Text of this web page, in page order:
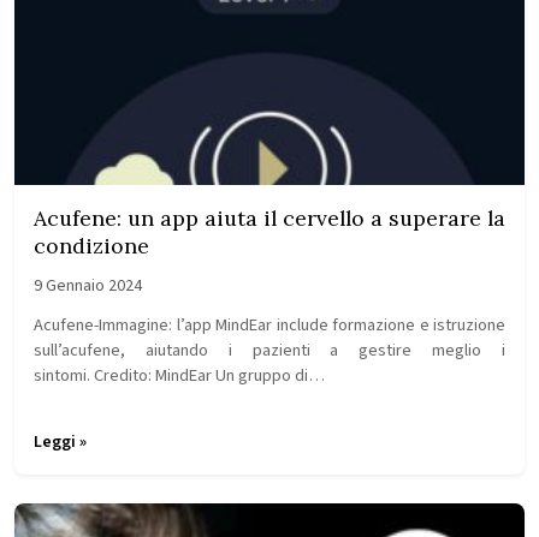
Acufene: un app aiuta il cervello a superare la
condizione
9 Gennaio 2024
Acufene-Immagine: l’app MindEar include formazione e istruzione
sull’acufene, aiutando i pazienti a gestire meglio i
sintomi. Credito: MindEar Un gruppo di…
Leggi »